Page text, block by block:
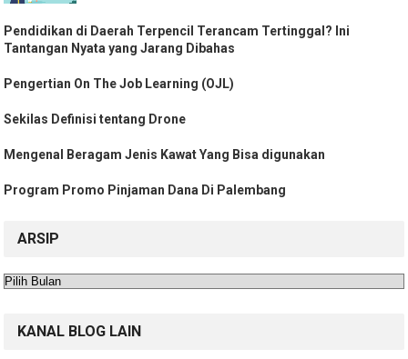
Pendidikan di Daerah Terpencil Terancam Tertinggal? Ini
Tantangan Nyata yang Jarang Dibahas
Pengertian On The Job Learning (OJL)
Sekilas Definisi tentang Drone
Mengenal Beragam Jenis Kawat Yang Bisa digunakan
Program Promo Pinjaman Dana Di Palembang
ARSIP
Arsip
KANAL BLOG LAIN